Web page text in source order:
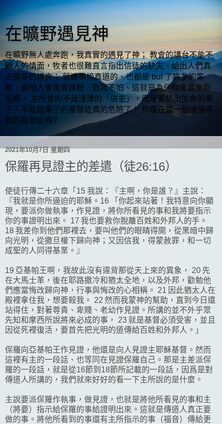
在曠野遇見神
在曠野無人處奔跑，我真實的遇見了神； 教會的講台不能不
顧人的情面，牧者也很難直言指出信徒的缺失、給出人們真
正需要的諍言； 就連標榜真道的、也都是 buf 了許多的客
氣，害怕人會走會掉粉，而我不怕、這就是為何你需要來到
這裡。 主所要的不是淺薄的「信主」，而是要結出生命的果
子，不能結果子的基督徒真的危險了！ 你還在當一個僅僅得
救的基督徒嗎?
2021年10月7日 星期四
保羅再見證主的差遣（徒26:16）
使徒行傳二十六章「15 我說：『主啊，你是誰？』主說：
『我就是你所逼迫的耶穌。16 「你起來站著！我特意向你顯
現，要派你做執事，作見證，將你所看見的事和我將要指示
你的事證明出來。 17 我也要救你脫離百姓和外邦人的手。
18 我差你到他們那裡去，要叫他們的眼睛得開，從黑暗中歸
向光明，從撒旦權下歸向神；又因信我，得蒙赦罪，和一切
成聖的人同得基業。』
19 亞基帕王啊，我故此沒有違背那從天上來的異象， 20 先
在大馬士革，後在耶路撒冷和猶太全地，以及外邦，勸勉他
們應當悔改歸向神，行事與悔改的心相稱。 21 因此猶太人在
殿裡拿住我，想要殺我。 22 然而我蒙神的幫助，直到今日還
站得住，對著尊貴、卑賤、老幼作見證。所講的並不外乎眾
先知和摩西所說將來必成的事， 23 就是基督必須受害，並且
因從死裡復活，要首先把光明的道傳給百姓和外邦人。」
保羅向亞基帕王作見證，他還是向人見證主耶穌基督。然而
這裡有主的一段話、也等同在見證保羅自己。那是主差派保
羅的一段話，就是從16節到18節所記載的一段話，因爲是對
傳道人所講的，我們就來好好的看一下主所說的是什麼。
主說要派保羅作執事，做見證，也就是將他所看見的事和主
（將要）指示給保羅的事給證明出來。這就是傳道人真正要
做的事。將他所看到的事還有主所指示的事（福音）傳給更